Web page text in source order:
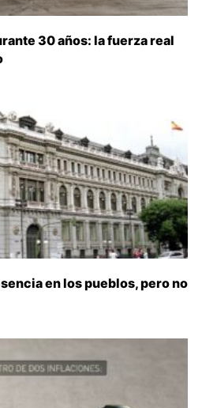
30 años: la fuerza real
en los pueblos, pero no